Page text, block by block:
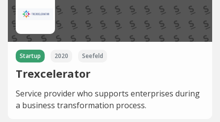
Startup 2020 Seefeld
Trexcelerator
Service provider who supports enterprises during
a business transformation process.